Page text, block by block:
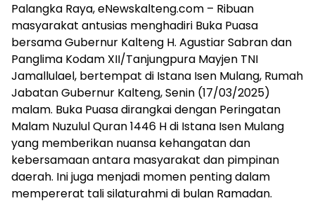
Palangka Raya, eNewskalteng.com – Ribuan
masyarakat antusias menghadiri Buka Puasa
bersama Gubernur Kalteng H. Agustiar Sabran dan
Panglima Kodam XII/Tanjungpura Mayjen TNI
Jamallulael, bertempat di Istana Isen Mulang, Rumah
Jabatan Gubernur Kalteng, Senin (17/03/2025)
malam. Buka Puasa dirangkai dengan Peringatan
Malam Nuzulul Quran 1446 H di Istana Isen Mulang
yang memberikan nuansa kehangatan dan
kebersamaan antara masyarakat dan pimpinan
daerah. Ini juga menjadi momen penting dalam
mempererat tali silaturahmi di bulan Ramadan.